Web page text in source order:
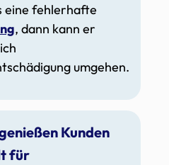
eine fehlerhafte
, dann kann er
umgehen.
Kunden
für